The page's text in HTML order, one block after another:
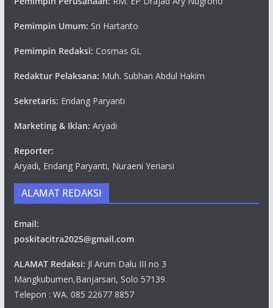
Pemimpin Umum: Sri Hartanto
Pemimpin Redaksi: Cosmas GL
Redaktur Pelaksana: Muh. Subhan Abdul Hakim
Sekretaris: Endang Paryanti
Marketing & Iklan: Aryadi
Reporter:
Aryadi, Endang Paryanti, Nuraeni Yeriarsi
ALAMAT REDAKSI
Email:
poskitacitra2025@gmail.com
ALAMAT Redaksi: Jl Arum Dalu III no 3
Mangkubumen,Banjarsari, Solo 57139.
Telepon : WA. 085 22677 8857